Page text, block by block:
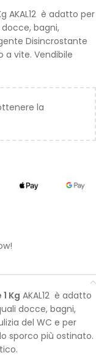
AKAL12 è adatto per
bagni,
Disincrostante
a vite. Vendibile
la
Kg AKAL12 è adatto
docce, bagni,
del WC e per
sporco più ostinato.